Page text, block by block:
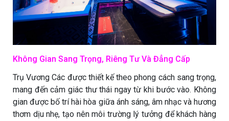
Không Gian Sang Trọng, Riêng Tư Và Đẳng Cấp
Trụ Vương Các được thiết kế theo phong cách sang trọng,
mang đến cảm giác thư thái ngay từ khi bước vào. Không
gian được bố trí hài hòa giữa ánh sáng, âm nhạc và hương
thơm dịu nhẹ, tạo nên môi trường lý tưởng để khách hàng